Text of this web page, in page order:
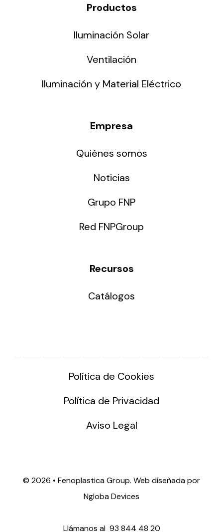
Productos
Iluminación Solar
Ventilación
Iluminación y Material Eléctrico
Empresa
Quiénes somos
Noticias
Grupo FNP
Red FNPGroup
Recursos
Catálogos
Política de Cookies
Política de Privacidad
Aviso Legal
© 2026 • Fenoplastica Group. Web diseñada por
Ngloba Devices
Llámanos al 93 844 48 20